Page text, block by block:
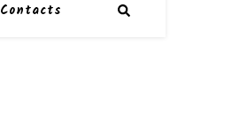
Contacts